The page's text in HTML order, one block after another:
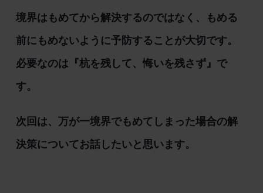
境界はもめてから解決するのではなく、もめる
前にもめないように予防することが大切です。
必要なのは『杭を残して、悔いを残さず』で
す。
次回は、万が一境界でもめてしまった場合の解
決策についてお話したいと思います。